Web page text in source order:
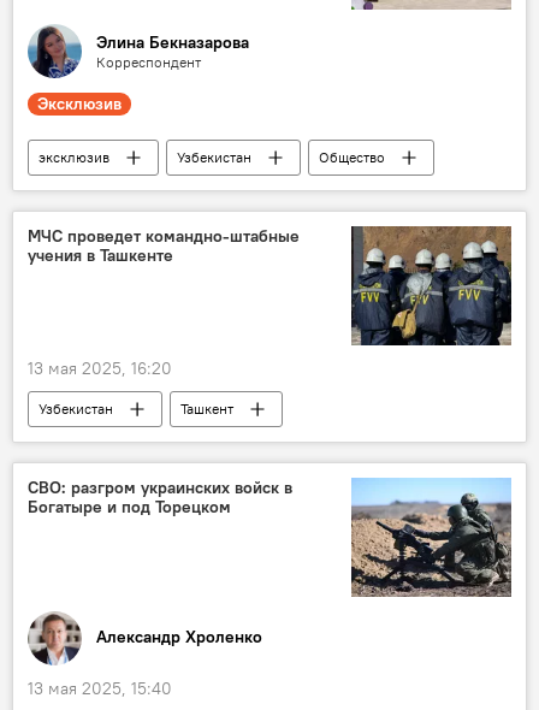
Элина Бекназарова
Корреспондент
Эксклюзив
эксклюзив Узбекистан
Общество
Ташкент
Министерство энергетики Узбекистана
Джурабек Мирзамахмудов
МЧС проведет командно-штабные
учения в Ташкенте
13 мая 2025, 16:20
Узбекистан
Ташкент
МЧС Узбекистана
учения
СВО: разгром украинских войск в
Богатыре и под Торецком
Александр Хроленко
13 мая 2025, 15:40